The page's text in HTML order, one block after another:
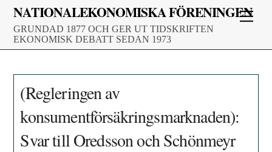
Skip
content
NATIONALEKONOMISKA FÖRENINGEN
GRUNDAD 1877 OCH GER UT TIDSKRIFTEN
EKONOMISK DEBATT SEDAN 1973
(Regleringen av
konsumentförsäkringsmarknaden):
Svar till Oredsson och Schönmeyr